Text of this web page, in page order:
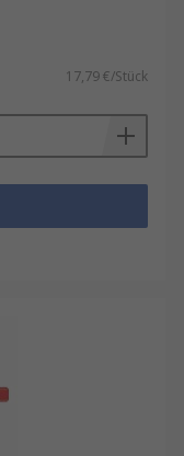
17,79 €/Stück